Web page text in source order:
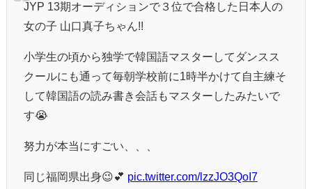
JYP 13期オーディションで３位で合格した日本人の
女の子 山口真子ちゃん!!
小学生の頃から独学で韓国語マスターしてダンスス
クールにも通って毎朝学校前に1時半かけて自主練そ
して韓国語の読み書き会話もマスターしたみたいで
す😭
努力が本当にすごい、、、
同じ福岡県出身😉💕 pic.twitter.com/lzzJO3QoI7